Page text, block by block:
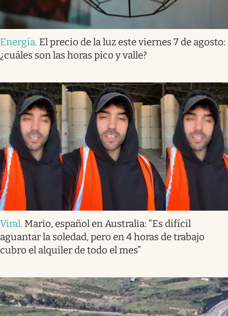
Energía. El precio de la luz este viernes 7 de agosto:
¿cuáles son las horas pico y valle?
Viral. Mario, español en Australia: “Es difícil
aguantar la soledad, pero en 4 horas de trabajo
cubro el alquiler de todo el mes”